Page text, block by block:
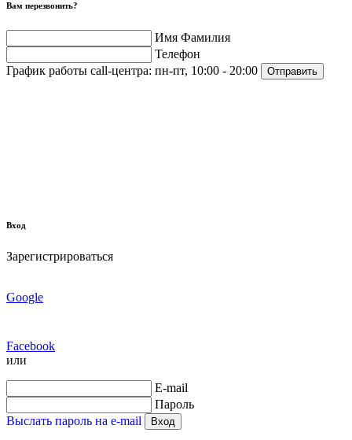
Вам перезвонить?
Имя Фамилия
Телефон
График работы call-центра: пн-пт, 10:00 - 20:00 Отправить
Вход
Зарегистрироваться
Google
Facebook
или
E-mail
Пароль
Выслать пароль на e-mail
Вход